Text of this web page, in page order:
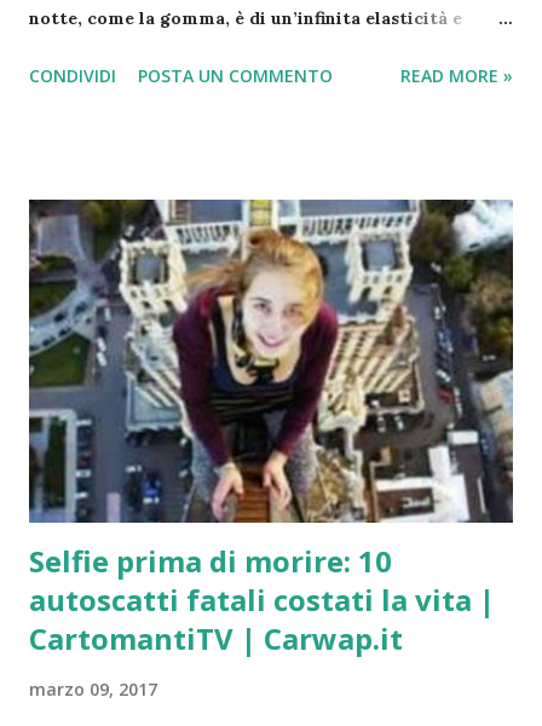
notte, come la gomma, è di un’infinita elasticità e
affilato. (Banana Yoshimoto) Ci sono notti che non
sfumate, quasi magiche. Tutto si addolcisce e si
attenua, anche le rughe del viso e quelle dell’anima.
(Romano Battaglia) È di notte che è bello credere alla
luce. (Edmond Rostand) E mi piace la notte ascoltare le
stelle… sono come cinquecento milioni di sonagli.
(Antoine de Saint-Exupéry) E se tutti noi fossimo sogni
che qualcuno sogna, pensieri che qualcuno pensa? È
sera, ed è tempo che i fiori chiudano le loro corolle.
Lascia che mi sieda al tuo fianco e comanda alle mie
labbra di fare ciò che si può f...
CONDIVIDI POSTA UN COMMENTO READ MORE »
Selfie prima di morire: 10
autoscatti fatali costati la vita |
CartomantiTV | Carwap.it
marzo 09, 2017